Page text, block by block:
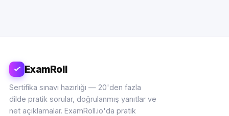
ExamRoll
Sertifika sınavı hazırlığı — 20'den fazla
dilde pratik sorular, doğrulanmış yanıtlar ve
net açıklamalar. ExamRoll.io'da pratik